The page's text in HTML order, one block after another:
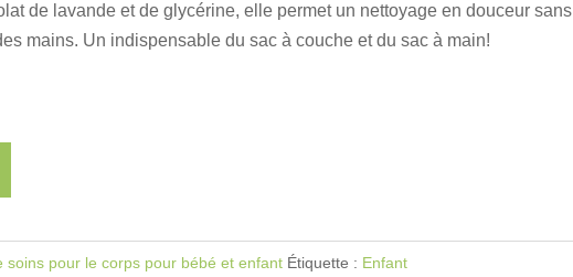
de lavande et de glycérine, elle permet un nettoyage en douceur sans
mains. Un indispensable du sac à couche et du sac à main!
soins pour le corps pour bébé et enfant Étiquette : Enfant